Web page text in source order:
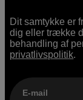
Dit samtykke er
dig eller trække
behandling af
privatlivspolitik.
E-mail